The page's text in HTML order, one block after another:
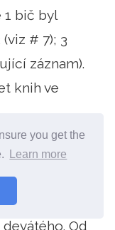
you get the
Learn more
1 bič byl
# 7); 3
záznam).
knih ve
bibli:
byl kolem
na kříži ve
Od